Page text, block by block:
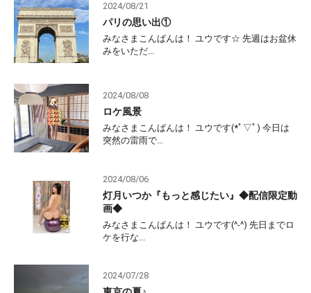
2024/08/21
パリの思い出①
みなさまこんばんは！ ユウです☆ 先週はお盆休
みをいただ...
2024/08/08
ロケ風景
みなさまこんばんは！ ユウです(*ﾟ▽ﾟ) 今日は
突然の雷雨で...
2024/08/06
灯月いつか『もっと感じたい』◆配信限定動
画◆
みなさまこんばんは！ ユウです(^-^) 先日までロ
ケを行な...
2024/07/28